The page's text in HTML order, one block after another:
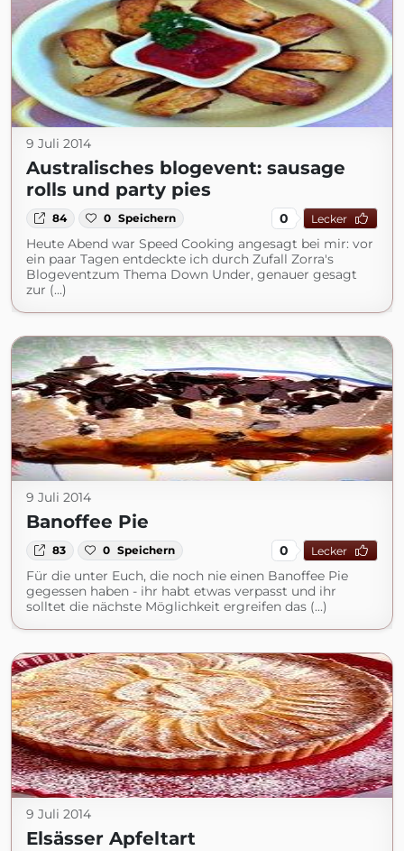
9 Juli 2014
Australisches blogevent: sausage
rolls und party pies
84 0 Speichern 0 Lecker
Heute Abend war Speed Cooking angesagt bei mir: vor
ein paar Tagen entdeckte ich durch Zufall Zorra's
Blogeventzum Thema Down Under, genauer gesagt
zur (...)
9 Juli 2014
Banoffee Pie
83 0 Speichern 0 Lecker
Für die unter Euch, die noch nie einen Banoffee Pie
gegessen haben - ihr habt etwas verpasst und ihr
solltet die nächste Möglichkeit ergreifen das (...)
9 Juli 2014
Elsässer Apfeltart